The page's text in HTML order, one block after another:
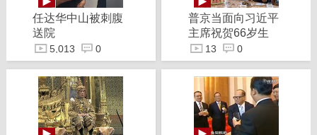
任达华中山被刺腹
送院
5,013 0
普京当面向习近平
主席祝贺66岁生
日，并赠送俄罗斯
冰淇淋
13 0